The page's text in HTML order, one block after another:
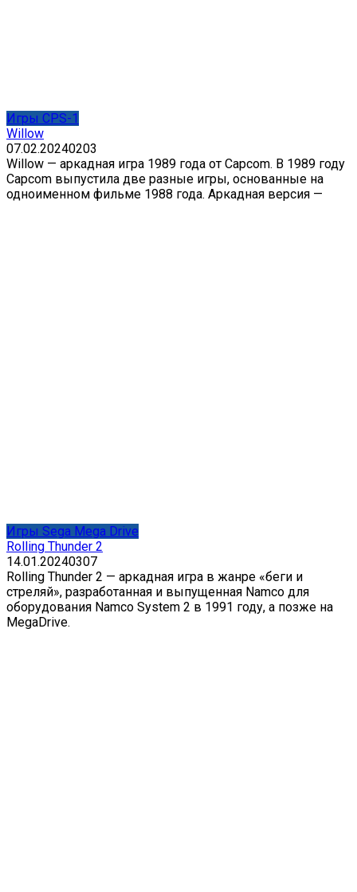
Игры CPS-1
Willow
07.02.20240203
Willow — аркадная игра 1989 года от Capcom. В 1989 году
Capcom выпустила две разные игры, основанные на
одноименном фильме 1988 года. Аркадная версия —
Игры Sega Mega Drive
Rolling Thunder 2
14.01.20240307
Rolling Thunder 2 — аркадная игра в жанре «беги и
стреляй», разработанная и выпущенная Namco для
оборудования Namco System 2 в 1991 году, а позже на
MegaDrive.